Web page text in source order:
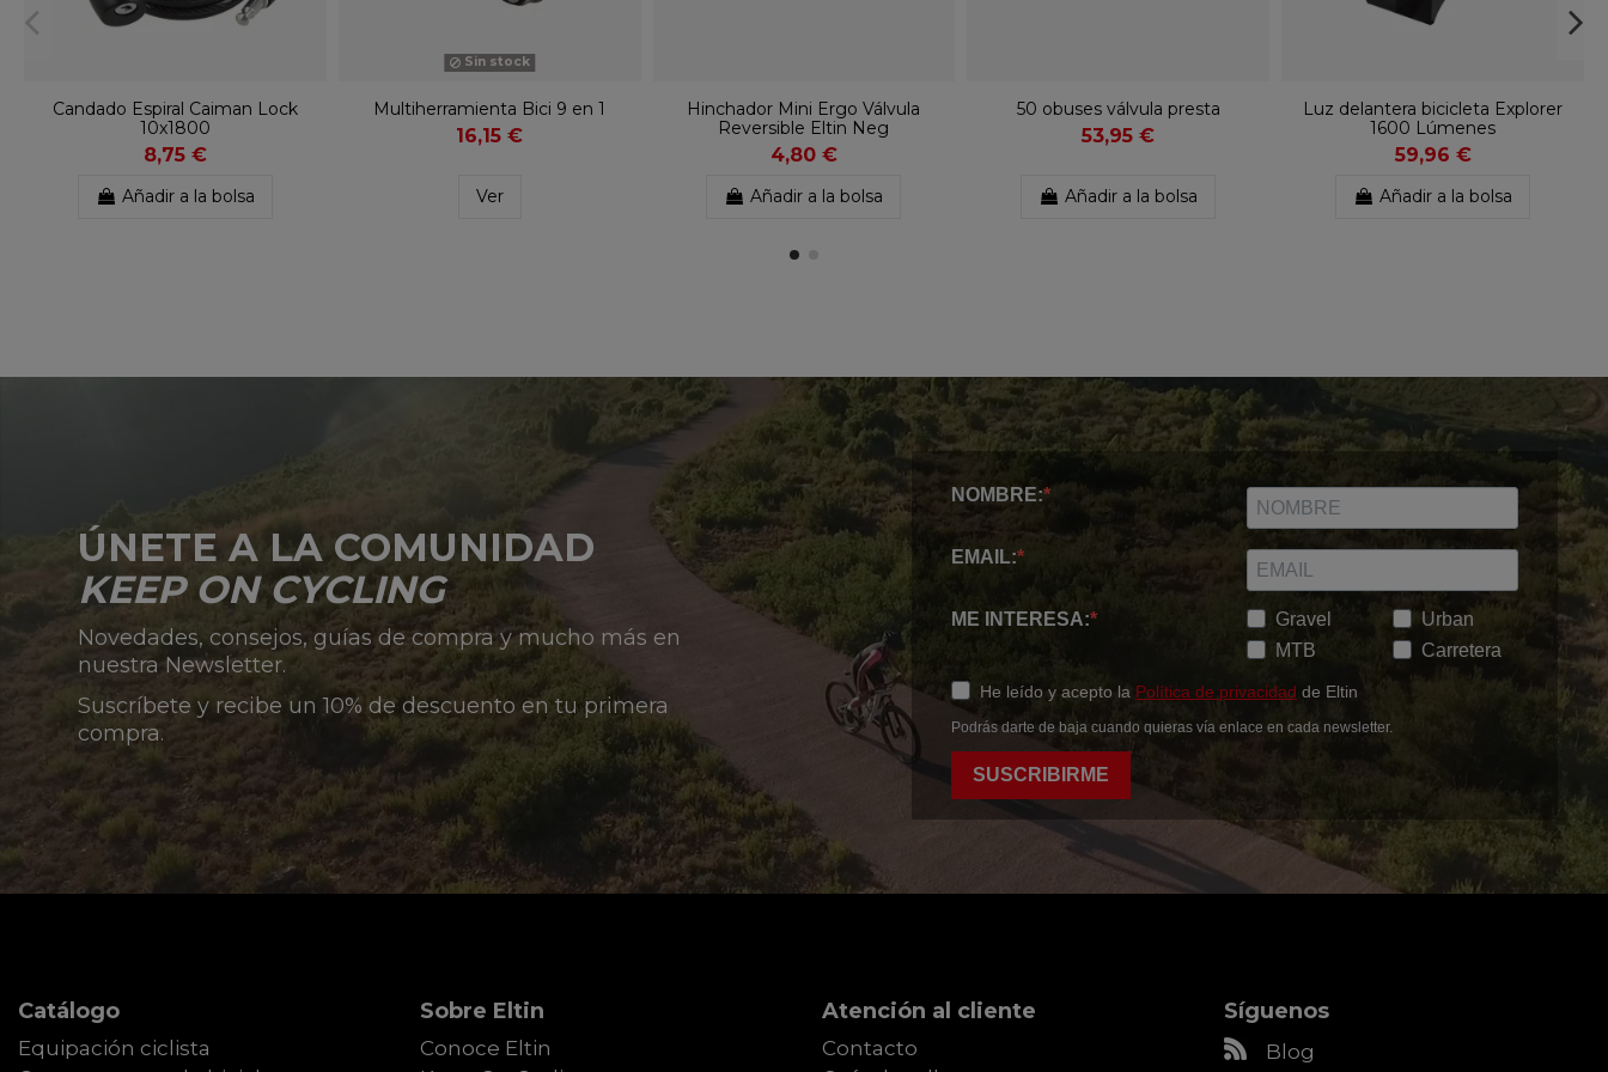
Candado Espiral Caiman Lock
10x1800
8,75 €
Añadir a la bolsa
Sin stock
Multiherramienta Bici 9 en 1
16,15 €
Ver
Hinchador Mini Ergo Válvula
Reversible Eltin Neg
4,80 €
Añadir a la bolsa
50 obuses válvula presta
53,95 €
Añadir a la bolsa
Luz delantera bicicleta Explorer
1600 Lúmenes
59,96 €
Añadir a la bolsa
ÚNETE A LA COMUNIDAD
KEEP ON CYCLING
Novedades, consejos, guías de compra y mucho más en
nuestra Newsletter.
Suscríbete y recibe un 10% de descuento en tu primera
compra.
NOMBRE:
EMAIL:
ME INTERESA:
Gravel
MTB
Urban
Carretera
He leído y acepto la Política de privacidad de Eltin
Podrás darte de baja cuando quieras vía enlace en cada newsletter.
SUSCRIBIRME
Catálogo
Equipación ciclista
Sobre Eltin
Conoce Eltin
Atención al cliente
Contacto
Síguenos
Blog